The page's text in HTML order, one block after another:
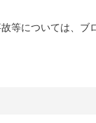
等については、ブ